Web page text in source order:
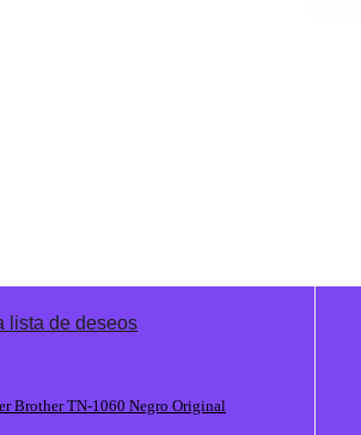
lista de deseos
Brother TN-1060 Negro Original